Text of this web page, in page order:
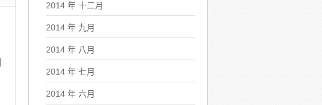
2014 年 十二月
2014 年 九月
2014 年 八月
2014 年 七月
2014 年 六月